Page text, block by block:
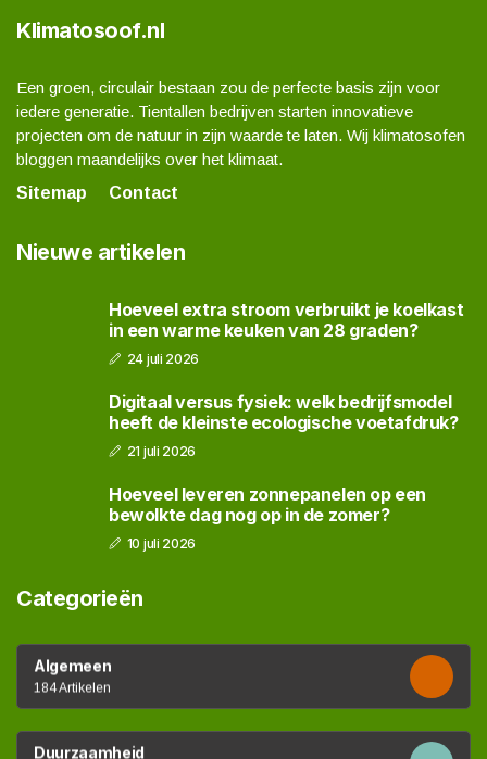
Klimatosoof.nl
Een groen, circulair bestaan zou de perfecte basis zijn voor
iedere generatie. Tientallen bedrijven starten innovatieve
projecten om de natuur in zijn waarde te laten. Wij klimatosofen
bloggen maandelijks over het klimaat.
Sitemap
Contact
Nieuwe artikelen
Hoeveel extra stroom verbruikt je koelkast
in een warme keuken van 28 graden?
24 juli 2026
Digitaal versus fysiek: welk bedrijfsmodel
heeft de kleinste ecologische voetafdruk?
21 juli 2026
Hoeveel leveren zonnepanelen op een
bewolkte dag nog op in de zomer?
10 juli 2026
Categorieën
Algemeen
184 Artikelen
Duurzaamheid